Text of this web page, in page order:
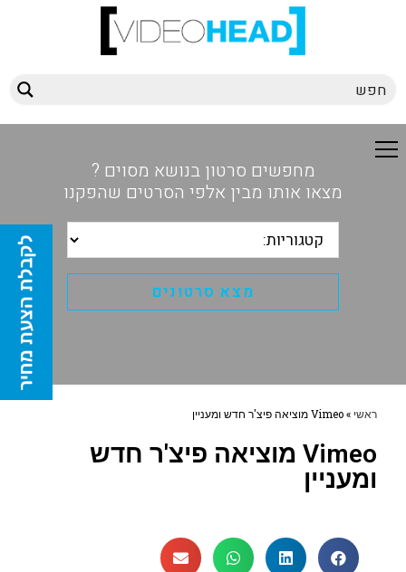
מחפשים סרטון בנושא מסוים ?
מצאו אותו מבין אלפי הסרטים שהפקנו
ראשי »Vimeo מוציאה פיצ'ר חדש ומעניין
Vimeo מוציאה פיצ'ר חדש
ומעניין